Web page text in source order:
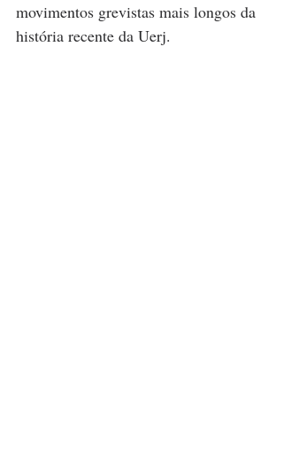
movimentos grevistas mais longos da
história recente da Uerj.